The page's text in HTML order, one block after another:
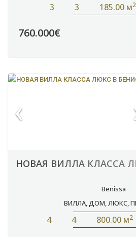
3 3 185.00 м2
760.000€
НОВАЯ ВИЛЛА КЛАССА
Benissa
ВИЛЛА,ДОМ,ЛЮКС,
4 4 800.00 м2